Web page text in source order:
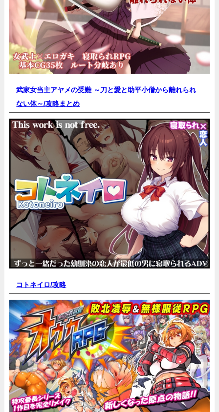
武家女当主アヤメの受難 ～刀と愛と助平小僧から離れられ
ない体～/攻略まとめ
コトネイロ/攻略